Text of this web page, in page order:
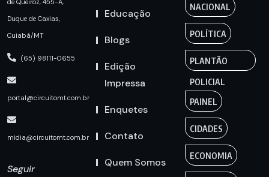
de Queiroz, 455-A,
Duque de Caxias,
Cuiabá/MT
(65) 98111-0655
portal@circuitomt.com.br
midia@circuitomt.com.br
Seguir
Educação
Blogs
Edição
Impressa
Enquetes
Contato
Quem Somos
NACIONAL
POLÍTICA
PLANTÃO
POLICIAL
PAINEL
CIDADES
ECONOMIA